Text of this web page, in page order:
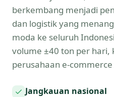
berkembang menjadi
dan logistik yang
moda ke seluruh
volume ±40 ton per hari,
perusahaan e-
Jangkauan nasional